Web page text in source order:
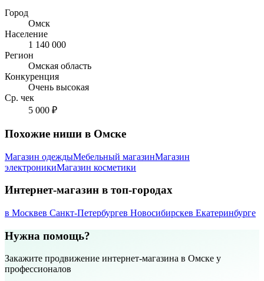
Город
Омск
Население
1 140 000
Регион
Омская область
Конкуренция
Очень высокая
Ср. чек
5 000 ₽
Похожие ниши в Омске
Магазин одеждыМебельный магазинМагазин
электроникиМагазин косметики
Интернет-магазин в топ-городах
в Москвев Санкт-Петербургев Новосибирскев Екатеринбурге
Нужна помощь?
Закажите продвижение интернет-магазина в Омске у
профессионалов